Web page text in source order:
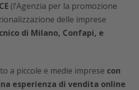
(l’Agenzia per la promozione
delle imprese
di Milano, Confapi, e
a piccole e medie imprese con
esperienza di vendita online